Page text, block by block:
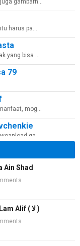
gambarn…
harus pa…
yang bisa …
79
mog…
ga…
Ain Shad
Fungsi Tanda Waqaf Lam Alif ( لا )